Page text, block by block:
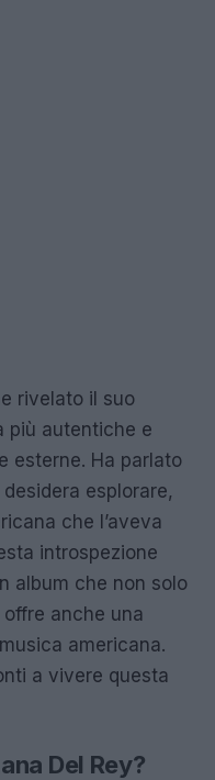
rivelato il suo
più autentiche e
esterne. Ha parlato
esplorare,
che l’aveva
introspezione
album che non solo
anche una
americana.
a vivere questa
Del Rey?